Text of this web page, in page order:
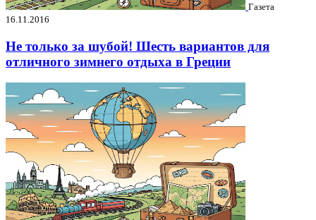
Газета
16.11.2016
Не только за шубой! Шесть вариантов для
отличного зимнего отдыха в Греции